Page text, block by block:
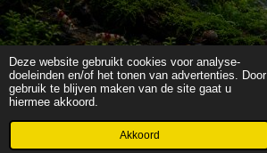
Deze website gebruikt cookies voor analyse-
doeleinden en/of het tonen van advertenties. Door
gebruik te blijven maken van de site gaat u
hiermee akkoord.
Akkoord
Telefoonnummer